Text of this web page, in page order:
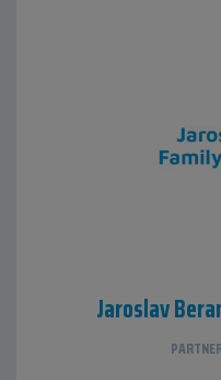
Jaroslav